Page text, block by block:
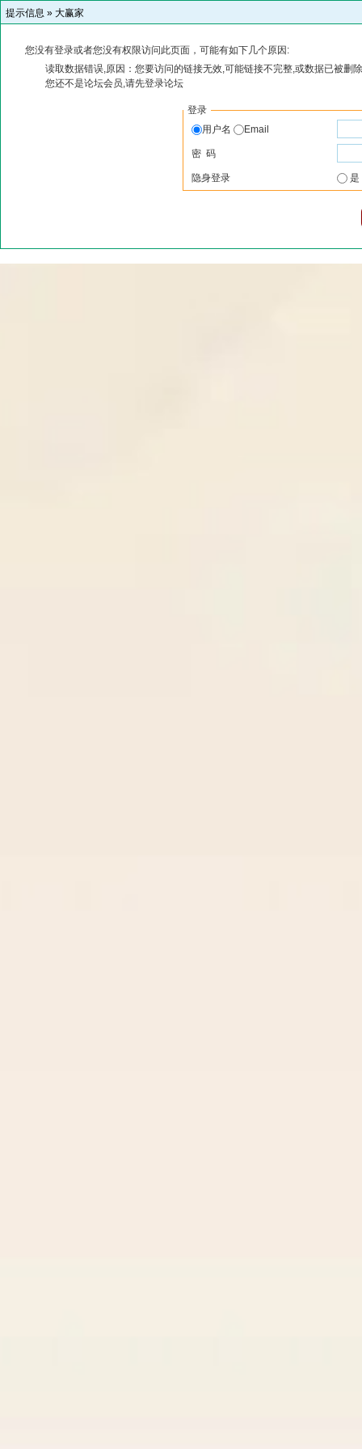
提示信息 » 大赢家
您没有登录或者您没有权限访问此页面，可能有如下几个原因:
读取数据错误,原因：您要访问的链接无效,可能链接不完整,或数据已被删
您还不是论坛会员,请先登录论坛
登录
用户名
Email
密 码
隐身登录